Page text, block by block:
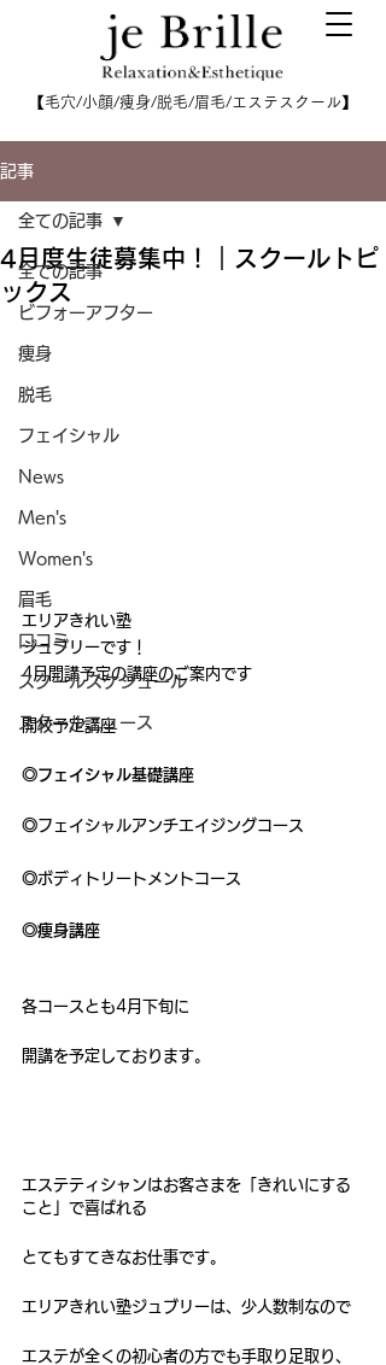
【毛穴/小顔/痩身/脱毛/眉毛/エステスクール】
記事
全ての記事
ビフォーアフター
痩身
脱毛
フェイシャル
News
Men's
Women's
眉毛
口コミ
スクールスケジュール
スクールニュース
全ての記事
4月度生徒募集中！｜スクールトピ
ックス
エリアきれい塾
ジュブリーです！
4月開講予定の講座のご案内です
開校予定講座
◎フェイシャル基礎講座
◎フェイシャルアンチエイジングコース
◎ボディトリートメントコース
◎痩身講座
各コースとも4月下旬に
開講を予定しております。
エステティシャンはお客さまを「きれいにする
こと」で喜ばれる
とてもすてきなお仕事です。
エリアきれい塾ジュブリーは、少人数制なので
エステが全くの初心者の方でも手取り足取り、